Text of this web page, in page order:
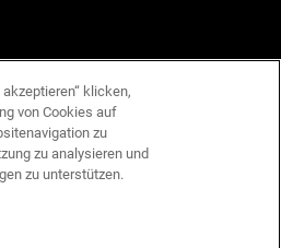
klicken,
von Cookies auf
zu
zu analysieren und
zu unterstützen.